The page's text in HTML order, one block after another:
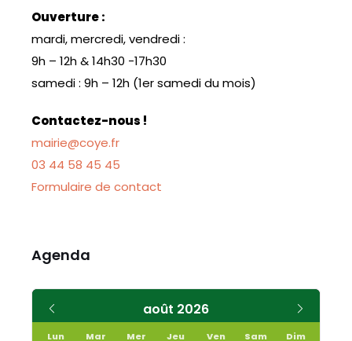
Ouverture :
mardi, mercredi, vendredi :
9h – 12h & 14h30 -17h30
samedi : 9h – 12h (1er samedi du mois)
Contactez-nous !
mairie@coye.fr
03 44 58 45 45
Formulaire de contact
Agenda
août 2026
précédent
Lun Mar Mer Jeu Ven Sam Dim